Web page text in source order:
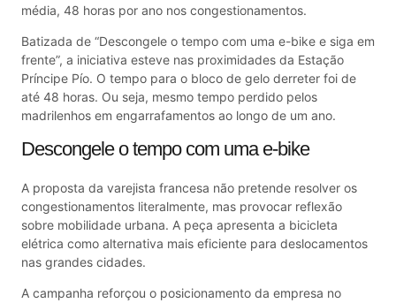
média, 48 horas por ano nos congestionamentos.
Batizada de “Descongele o tempo com uma e-bike e siga em
frente”, a iniciativa esteve nas proximidades da Estação
Príncipe Pío. O tempo para o bloco de gelo derreter foi de
até 48 horas. Ou seja, mesmo tempo perdido pelos
madrilenhos em engarrafamentos ao longo de um ano.
Descongele o tempo com uma e-bike
A proposta da varejista francesa não pretende resolver os
congestionamentos literalmente, mas provocar reflexão
sobre mobilidade urbana. A peça apresenta a bicicleta
elétrica como alternativa mais eficiente para deslocamentos
nas grandes cidades.
A campanha reforçou o posicionamento da empresa no